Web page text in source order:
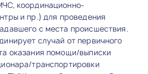
координационно-
и пр.) для проведения
с места происшествия.
случай от первичного
оказания помощи/выписки
транспортировки